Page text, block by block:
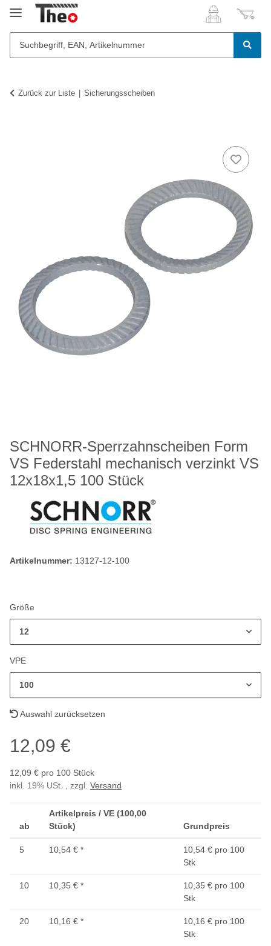
Zurück zur Liste Sicherungsscheiben
SCHNORR-Sperrzahnscheiben Form
VS Federstahl mechanisch verzinkt VS
12x18x1,5 100 Stück
Artikelnummer: 13127-12-100
Größe
12
VPE
100
Auswahl zurücksetzen
12,09 €
12,09 € pro 100 Stück
inkl. 19% USt. , zzgl. Versand
ab
Artikelpreis / VE (100,00
Stück)
Grundpreis
5 10,54 € *
10,54 € pro 100
Stk
10 10,35 € *
10,35 € pro 100
Stk
20 10,16 € *
10,16 € pro 100
Stk